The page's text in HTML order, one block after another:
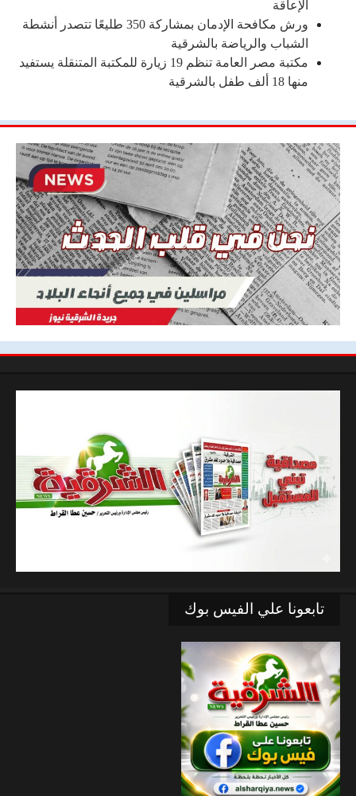
الإعاقة
ورش مكافحة الإدمان بمشاركة 350 طليعًا تتصدر أنشطة
الشباب والرياضة بالشرقية
مكتبة مصر العامة تنظم 19 زيارة للمكتبة المتنقلة يستفيد
منها 18 ألف طفل بالشرقية
تابعونا علي الفيس بوك